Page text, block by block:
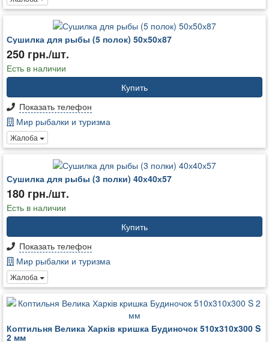
Сушилка для рыбы (5 полок) 50х50х87
250 грн./шт.
Есть в наличии
Купить
Показать телефон
Мир рыбалки и туризма
Жалоба
Сушилка для рыбы (3 полки) 40х40х57
180 грн./шт.
Есть в наличии
Купить
Показать телефон
Мир рыбалки и туризма
Жалоба
Коптильня Велика Харків кришка Будиночок 510x310x300 S
2 мм